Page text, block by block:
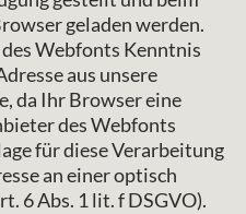
geladen werden.
Webfonts Kenntnis
aus unsere
da Ihr Browser eine
des Webfonts
für diese Verarbeitung
an einer optisch
6 Abs. 1 lit. f DSGVO).